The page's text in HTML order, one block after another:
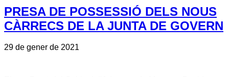
PRESA DE POSSESSIÓ DELS NOUS
CÀRRECS DE LA JUNTA DE GOVERN
29 de gener de 2021